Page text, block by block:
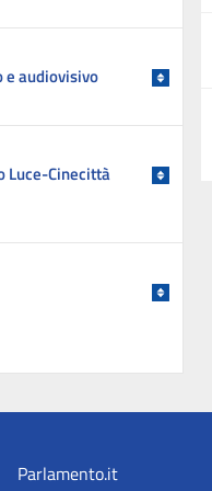
e audiovisivo
Luce-Cinecittà
Parlamento.it